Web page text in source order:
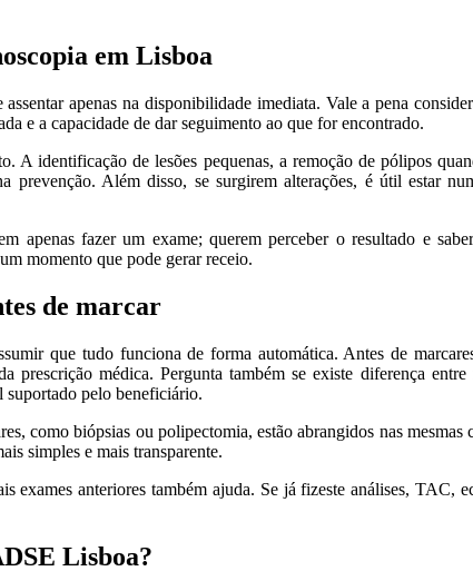
em Lisboa
apenas na disponibilidade imediata. Vale a pena
e a capacidade de dar seguimento ao que for encontrado.
A identificação de lesões pequenas, a remoção de pólipos
prevenção. Além disso, se surgirem alterações, é útil estar
apenas fazer um exame; querem perceber o resultado e
momento que pode gerar receio.
de marcar
que tudo funciona de forma automática. Antes de
prescrição médica. Pergunta também se existe diferença
suportado pelo beneficiário.
como biópsias ou polipectomia, estão abrangidos nas
simples e mais transparente.
exames anteriores também ajuda. Se já fizeste análises, TAC,
Lisboa?